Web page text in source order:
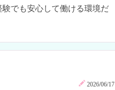
でも安心して働ける環境だ
2026/06/17